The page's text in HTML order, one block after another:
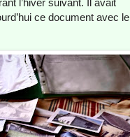
l’hiver suivant. Il avait
ce document avec le